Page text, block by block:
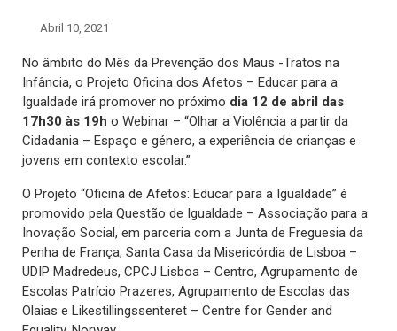
Abril 10, 2021
No âmbito do Mês da Prevenção dos Maus -Tratos na
Infância, o Projeto Oficina dos Afetos – Educar para a
Igualdade irá promover no próximo dia 12 de abril das
17h30 às 19h o Webinar – “Olhar a Violência a partir da
Cidadania – Espaço e género, a experiência de crianças e
jovens em contexto escolar.”
O Projeto “Oficina de Afetos: Educar para a Igualdade” é
promovido pela Questão de Igualdade – Associação para a
Inovação Social, em parceria com a Junta de Freguesia da
Penha de França, Santa Casa da Misericórdia de Lisboa –
UDIP Madredeus, CPCJ Lisboa – Centro, Agrupamento de
Escolas Patrício Prazeres, Agrupamento de Escolas das
Olaias e Likestillingssenteret – Centre for Gender and